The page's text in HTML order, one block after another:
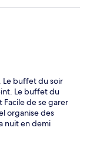
Le buffet du soir
Le buffet du
de se garer
organise des
nuit en demi